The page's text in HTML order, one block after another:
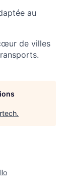
au
de villes
.